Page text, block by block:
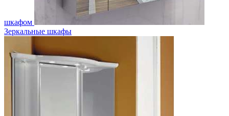
шкафом
Зеркальные шкафы